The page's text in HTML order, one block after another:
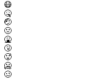
😷
🤒
🤕
🤢
🤮
🤧
🥵
🥶
🥴